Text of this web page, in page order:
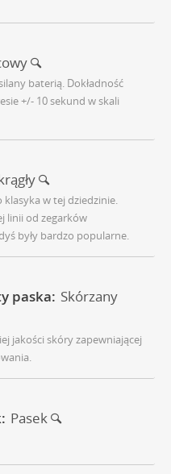
baterią. Dokładność
+/- 10 sekund w skali
klasyka w tej dziedzinie.
linii od zegarków
były bardzo popularne.
paska: Skórzany
jakości skóry zapewniającej
Pasek